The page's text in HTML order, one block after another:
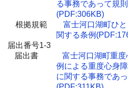
る事務であって規
(PDF:306KB)
根拠規範 富士河口湖町ひ
関する条例
届出番号1-3
届出書 富士河口湖町重
例による重度心身
に関する事務であ